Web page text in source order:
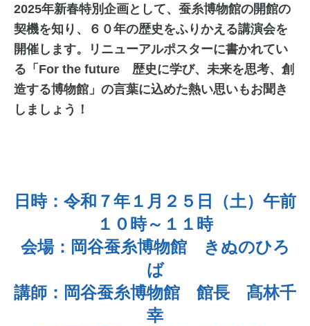
2025年新春特別企画として、蚕糸博物館の開館の
契機を知り、６０年の歴史をふりかえる講演会を
開催します。リニューアルポスターに書かれてい
る「For the future 歴史に学び、未来を思考、創
造する博物館」の言葉に込めた熱い思いもお聞き
しましょう！
日時：令和７年１月２５日（土）午前
１０時～１１時
会場：岡谷蚕糸博物館 きぬのひろ
ば
講師：岡谷蚕糸博物館 館長 髙林千
幸